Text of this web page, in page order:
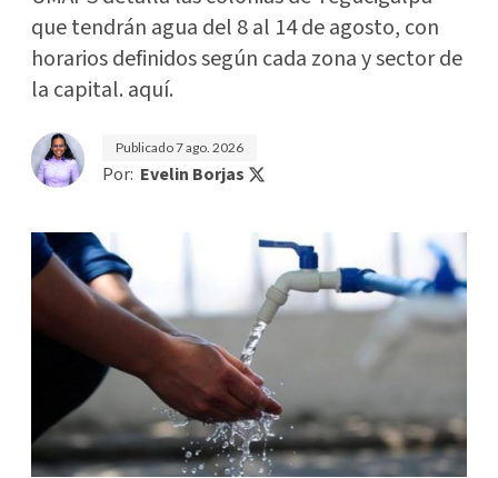
que tendrán agua del 8 al 14 de agosto, con
horarios definidos según cada zona y sector de
la capital. aquí.
Publicado7 ago. 2026
Por: Evelin Borjas